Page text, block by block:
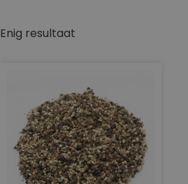
Enig resultaat